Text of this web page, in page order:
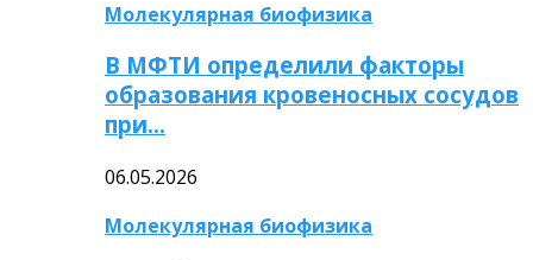
Молекулярная биофизика
В МФТИ определили факторы
образования кровеносных сосудов
при…
06.05.2026
Молекулярная биофизика